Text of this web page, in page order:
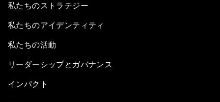
私たちのストラテジー
私たちのアイデンティティ
私たちの活動
リーダーシップとガバナンス
インパクト